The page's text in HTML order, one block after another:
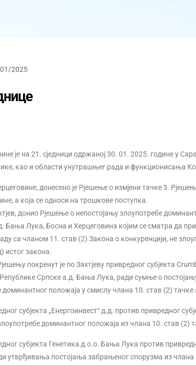
2025
је на 21. сједници одржаној 30. 01. 2025. године у
као и области унутрашњег рада и функционисања
донесено је Рјешење о измјени тачке 3.
а која се односи на трошкове поступка.
донио Рјешење о непостојању злоупотребе
Бања Лука, Босна и Херцеговина којим се сматра да
са чланом 11. став (2) Закона о конкуренцији, не
истог закона.
покренут је по Захтјеву привредног субјекта
Републике Српске а.д. Бања Лука, ради сумње о
положаја у смислу члана 10. став (2) тачке
субјекта „Енергоинвест“ д.д. против привредног
доминантног положаја из члана 10. став (2)
субјекта Генетика д.о.о. Бања Лука против
утврђивања постојања забрањеног спорузма из члана